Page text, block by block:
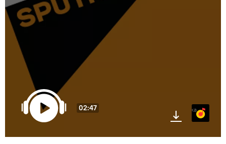
02:47 Яндекс.Музыка